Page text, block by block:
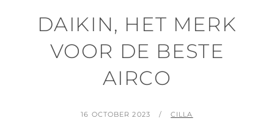
DAIKIN, HET MERK
VOOR DE BESTE
AIRCO
POSTED
16 OCTOBER 2023 BY
CILLA